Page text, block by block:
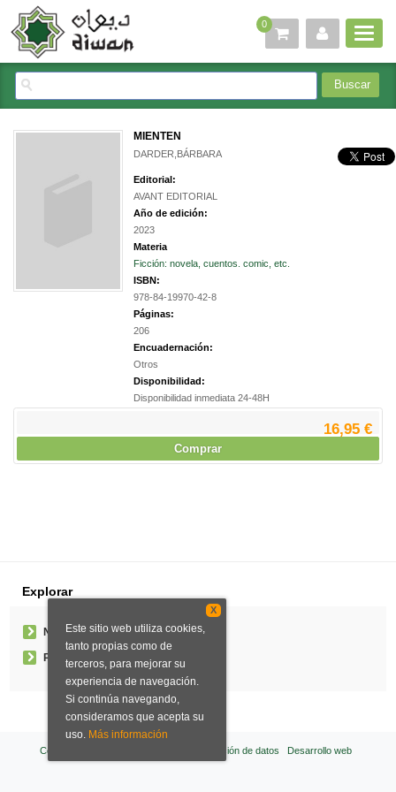
0
MIENTEN
DARDER,BÁRBARA
Editorial:
AVANT EDITORIAL
Año de edición:
2023
Materia
Ficción: novela, cuentos. comic, etc.
ISBN:
978-84-19970-42-8
Páginas:
206
Encuadernación:
Otros
Disponibilidad:
Disponibilidad inmediata 24-48H
16,95 €
Comprar
Explorar
Noticias
Pedidos especiales
Condiciones de venta Protección de datos Desarrollo web
X
Este sitio web utiliza cookies,
tanto propias como de
terceros, para mejorar su
experiencia de navegación.
Si continúa navegando,
consideramos que acepta su
uso. Más información